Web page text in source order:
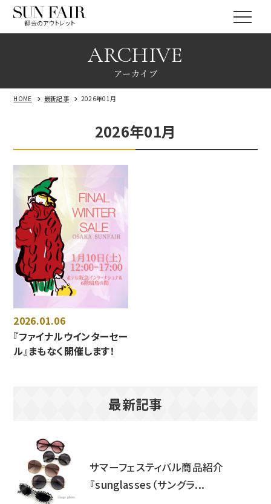
都会のアウトレット
ARCHIVE
アーカイブ
HOME 最新記事 2026年01月
2026年01月
2026.01.06
『ファイナルウインターセー
ル』まもなく開催します！
最新記事
サマーフェスティバル商品紹介
『sunglasses（サングラ...